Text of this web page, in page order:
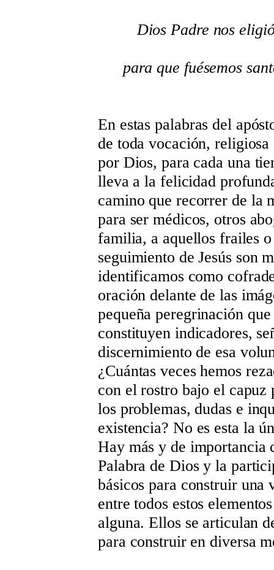
Dios Padre nos
para que fuésemos
En estas palabras del
de toda vocación,
por Dios, para cada una
lleva a la felicidad
camino que recorrer de la
para ser médicos, otros
familia, a aquellos frailes
seguimiento de Jesús son
identificamos como
oración delante de las
pequeña peregrinación
constituyen indicadores,
discernimiento de esa
¿Cuántas veces hemos
con el rostro bajo el capuz
los problemas, dudas e
existencia? No es esta la
Hay más y de importancia
Palabra de Dios y la
básicos para construir una
entre todos estos
alguna. Ellos se articulan
para construir en diversa